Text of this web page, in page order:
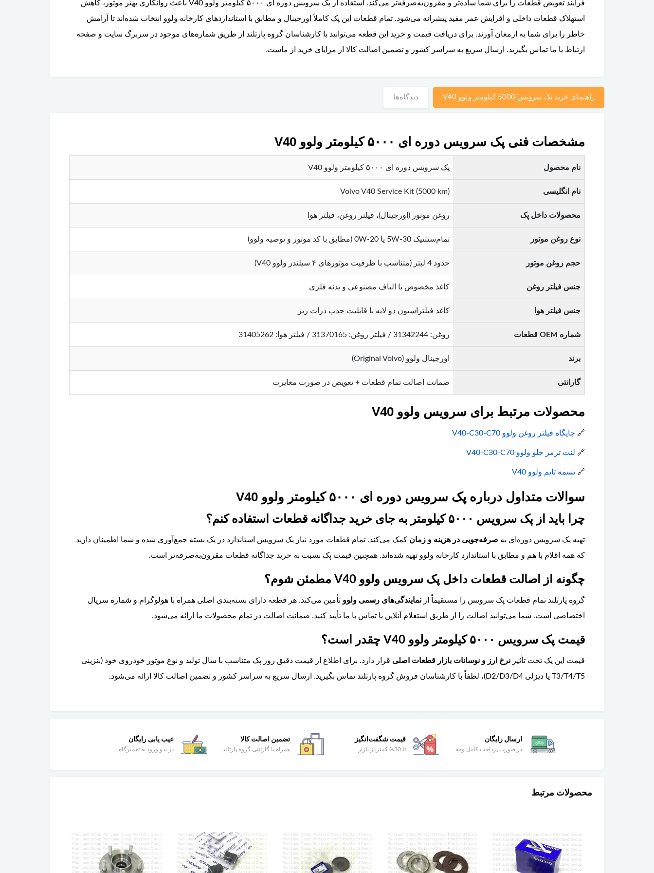
فرآیند تعویض قطعات را برای شما ساده‌تر و مقرون‌به‌صرفه‌تر می‌کند. استفاده از پک سرویس دوره ای ۵۰۰۰ کیلومتر ولوو V40 باعث روانکاری بهتر موتور، کاهش
استهلاک قطعات داخلی و افزایش عمر مفید پیشرانه می‌شود. تمام قطعات این پک کاملاً اورجینال و مطابق با استانداردهای کارخانه ولوو انتخاب شده‌اند تا آرامش
خاطر را برای شما به ارمغان آورند. برای دریافت قیمت و خرید این قطعه می‌توانید با کارشناسان گروه پارتلند از طریق شماره‌های موجود در سربرگ سایت و صفحه
ارتباط با ما تماس بگیرید. ارسال سریع به سراسر کشور و تضمین اصالت کالا از مزایای خرید از ماست.
راهنمای خرید پک سرویس 5000 کیلومتر ولوو V40 دیدگاه‌ها
مشخصات فنی پک سرویس دوره ای ۵۰۰۰ کیلومتر ولوو V40
نام محصول پک سرویس دوره ای ۵۰۰۰ کیلومتر ولوو V40
نام انگلیسی Volvo V40 Service Kit (5000 km)
محصولات داخل پک روغن موتور (اورجینال)، فیلتر روغن، فیلتر هوا
نوع روغن موتور تمام‌سنتتیک 5W-30 یا 0W-20 (مطابق با کد موتور و توصیه ولوو)
حجم روغن موتور حدود 4 لیتر (متناسب با ظرفیت موتورهای ۴ سیلندر ولوو V40)
جنس فیلتر روغن کاغذ مخصوص با الیاف مصنوعی و بدنه فلزی
جنس فیلتر هوا کاغذ فیلتراسیون دو لایه با قابلیت جذب ذرات ریز
شماره OEM قطعات روغن: 31342244 / فیلتر روغن: 31370165 / فیلتر هوا: 31405262
برند اورجینال ولوو (Original Volvo)
گارانتی ضمانت اصالت تمام قطعات + تعویض در صورت مغایرت
محصولات مرتبط برای سرویس ولوو V40
🔗 جایگاه فیلتر روغن ولوو V40-C30-C70
🔗 لنت ترمز جلو ولوو V40-C30-C70
🔗 تسمه تایم ولوو V40
سوالات متداول درباره پک سرویس دوره ای ۵۰۰۰ کیلومتر ولوو V40
چرا باید از پک سرویس ۵۰۰۰ کیلومتر به جای خرید جداگانه قطعات استفاده کنم؟
تهیه پک سرویس دوره‌ای به صرفه‌جویی در هزینه و زمان کمک می‌کند. تمام قطعات مورد نیاز یک سرویس استاندارد در یک بسته جمع‌آوری شده و شما اطمینان دارید
که همه اقلام با هم و مطابق با استاندارد کارخانه ولوو تهیه شده‌اند. همچنین قیمت پک نسبت به خرید جداگانه قطعات مقرون‌به‌صرفه‌تر است.
چگونه از اصالت قطعات داخل پک سرویس ولوو V40 مطمئن شوم؟
گروه پارتلند تمام قطعات پک سرویس را مستقیماً از نمایندگی‌های رسمی ولوو تأمین می‌کند. هر قطعه دارای بسته‌بندی اصلی همراه با هولوگرام و شماره سریال
اختصاصی است. شما می‌توانید اصالت را از طریق استعلام آنلاین یا تماس با ما تأیید کنید. ضمانت اصالت در تمام محصولات ما ارائه می‌شود.
قیمت پک سرویس ۵۰۰۰ کیلومتر ولوو V40 چقدر است؟
قیمت این پک تحت تأثیر نرخ ارز و نوسانات بازار قطعات اصلی قرار دارد. برای اطلاع از قیمت دقیق روز پک متناسب با سال تولید و نوع موتور خودروی خود (بنزینی
T3/T4/T5 یا دیزلی D2/D3/D4)، لطفاً با کارشناسان فروش گروه پارتلند تماس بگیرید. ارسال سریع به سراسر کشور و تضمین اصالت کالا ارائه می‌شود.
ارسال رایگان
در صورت پرداخت کامل وجه
قیمت شگفت‌انگیز
تا 30% کمتر از بازار
تضمین اصالت کالا
همراه با گارانتی گروه پارتلند
عیب یابی رایگان
در بدو ورود به تعمیرگاه
محصولات مرتبط